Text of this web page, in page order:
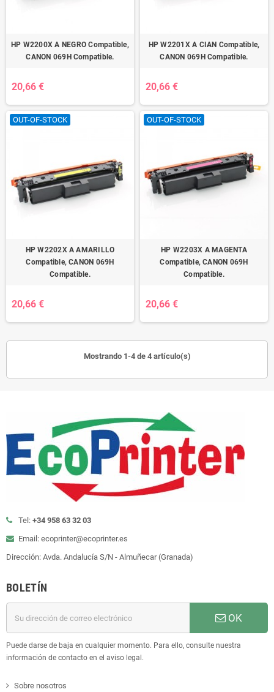
HP W2200X A NEGRO Compatible,
CANON 069H Compatible.
20,66 €
HP W2201X A CIAN Compatible,
CANON 069H Compatible.
20,66 €
OUT-OF-STOCK
HP W2202X A AMARILLO
Compatible, CANON 069H
Compatible.
20,66 €
OUT-OF-STOCK
HP W2203X A MAGENTA
Compatible, CANON 069H
Compatible.
20,66 €
Mostrando 1-4 de 4 artículo(s)
Tel: +34 958 63 32 03
Email: ecoprinter@ecoprinter.es
Dirección: Avda. Andalucía S/N - Almuñecar (Granada)
BOLETÍN
OK
Puede darse de baja en cualquier momento. Para ello, consulte nuestra
información de contacto en el aviso legal.
Sobre nosotros